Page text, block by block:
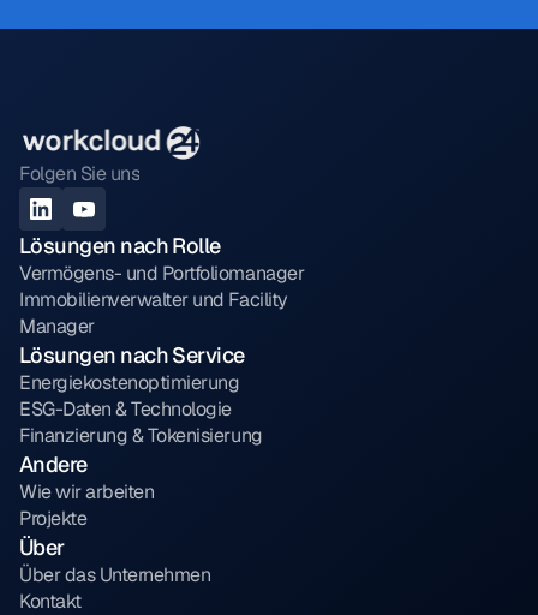
Folgen Sie uns
Lösungen nach Rolle
Vermögens- und Portfoliomanager
Immobilienverwalter und Facility
Manager
Lösungen nach Service
Energiekostenoptimierung
ESG-Daten & Technologie
Finanzierung & Tokenisierung
Andere
Wie wir arbeiten
Projekte
Über
Über das Unternehmen
Kontakt